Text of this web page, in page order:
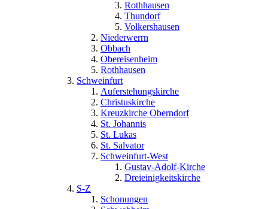
Rothhausen
Thundorf
Volkershausen
Niederwerrn
Obbach
Obereisenheim
Rothhausen
Schweinfurt
Auferstehungskirche
Christuskirche
Kreuzkirche Oberndorf
St. Johannis
St. Lukas
St. Salvator
Schweinfurt-West
Gustav-Adolf-Kirche
Dreieinigkeitskirche
S-Z
Schonungen